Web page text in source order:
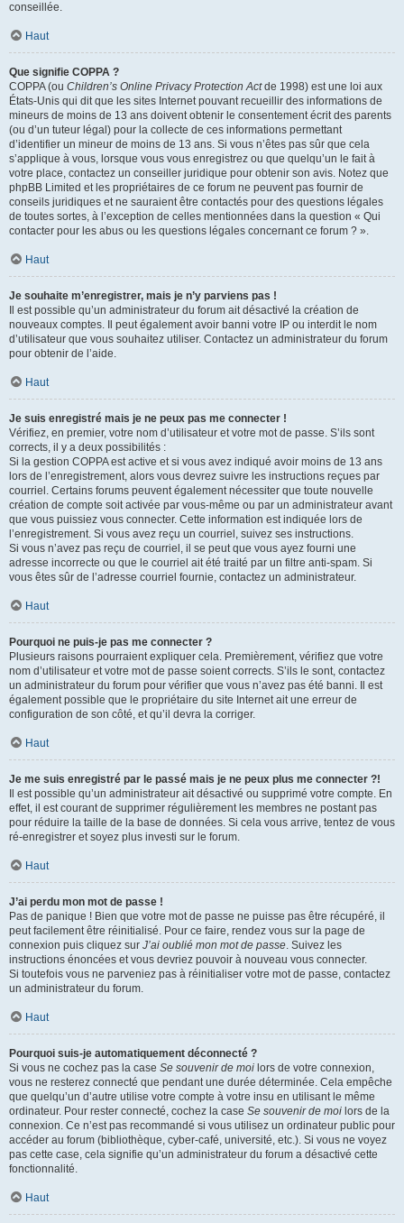
conseillée.
Haut
Que signifie COPPA ?
COPPA (ou Children’s Online Privacy Protection Actde 1998) est une loi aux
États-Unis qui dit que les sites Internet pouvant recueillir des informations de
mineurs de moins de 13 ans doivent obtenir le consentement écrit des parents
(ou d’un tuteur légal) pour la collecte de ces informations permettant
d’identifier un mineur de moins de 13 ans. Si vous n’êtes pas sûr que cela
s’applique à vous, lorsque vous vous enregistrez ou que quelqu’un le fait à
votre place, contactez un conseiller juridique pour obtenir son avis. Notez que
phpBB Limited et les propriétaires de ce forum ne peuvent pas fournir de
conseils juridiques et ne sauraient être contactés pour des questions légales
de toutes sortes, à l’exception de celles mentionnées dans la question « Qui
contacter pour les abus ou les questions légales concernant ce forum ? ».
Haut
Je souhaite m’enregistrer, mais je n’y parviens pas !
Il est possible qu’un administrateur du forum ait désactivé la création de
nouveaux comptes. Il peut également avoir banni votre IP ou interdit le nom
d’utilisateur que vous souhaitez utiliser. Contactez un administrateur du forum
pour obtenir de l’aide.
Haut
Je suis enregistré mais je ne peux pas me connecter !
Vérifiez, en premier, votre nom d’utilisateur et votre mot de passe. S’ils sont
corrects, il y a deux possibilités :
Si la gestion COPPA est active et si vous avez indiqué avoir moins de 13 ans
lors de l’enregistrement, alors vous devrez suivre les instructions reçues par
courriel. Certains forums peuvent également nécessiter que toute nouvelle
création de compte soit activée par vous-même ou par un administrateur avant
que vous puissiez vous connecter. Cette information est indiquée lors de
l’enregistrement. Si vous avez reçu un courriel, suivez ses instructions.
Si vous n’avez pas reçu de courriel, il se peut que vous ayez fourni une
adresse incorrecte ou que le courriel ait été traité par un filtre anti-spam. Si
vous êtes sûr de l’adresse courriel fournie, contactez un administrateur.
Haut
Pourquoi ne puis-je pas me connecter ?
Plusieurs raisons pourraient expliquer cela. Premièrement, vérifiez que votre
nom d’utilisateur et votre mot de passe soient corrects. S’ils le sont, contactez
un administrateur du forum pour vérifier que vous n’avez pas été banni. Il est
également possible que le propriétaire du site Internet ait une erreur de
configuration de son côté, et qu’il devra la corriger.
Haut
Je me suis enregistré par le passé mais je ne peux plus me connecter ?!
Il est possible qu’un administrateur ait désactivé ou supprimé votre compte. En
effet, il est courant de supprimer régulièrement les membres ne postant pas
pour réduire la taille de la base de données. Si cela vous arrive, tentez de vous
ré-enregistrer et soyez plus investi sur le forum.
Haut
J’ai perdu mon mot de passe !
Pas de panique ! Bien que votre mot de passe ne puisse pas être récupéré, il
peut facilement être réinitialisé. Pour ce faire, rendez vous sur la page de
connexion puis cliquez sur J’ai oublié mon mot de passe. Suivez les
instructions énoncées et vous devriez pouvoir à nouveau vous connecter.
Si toutefois vous ne parveniez pas à réinitialiser votre mot de passe, contactez
un administrateur du forum.
Haut
Pourquoi suis-je automatiquement déconnecté ?
Si vous ne cochez pas la case Se souvenir de moi lors de votre connexion,
vous ne resterez connecté que pendant une durée déterminée. Cela empêche
que quelqu’un d’autre utilise votre compte à votre insu en utilisant le même
ordinateur. Pour rester connecté, cochez la case Se souvenir de moi lors de la
connexion. Ce n’est pas recommandé si vous utilisez un ordinateur public pour
accéder au forum (bibliothèque, cyber-café, université, etc.). Si vous ne voyez
pas cette case, cela signifie qu’un administrateur du forum a désactivé cette
fonctionnalité.
Haut